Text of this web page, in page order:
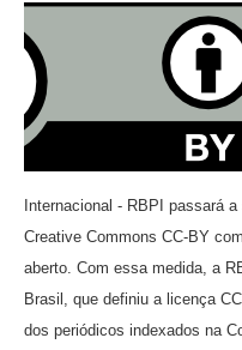
Internacional - RBPI passará
Creative Commons CC-BY
aberto. Com essa medida, a
Brasil, que definiu a licença
dos periódicos indexados na